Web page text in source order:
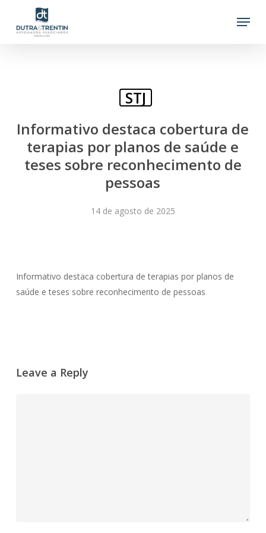
Menu
STJ
Informativo destaca cobertura de
terapias por planos de saúde e
teses sobre reconhecimento de
pessoas
14 de agosto de 2025
Informativo destaca cobertura de terapias por planos de
saúde e teses sobre reconhecimento de pessoas
Leave a Reply